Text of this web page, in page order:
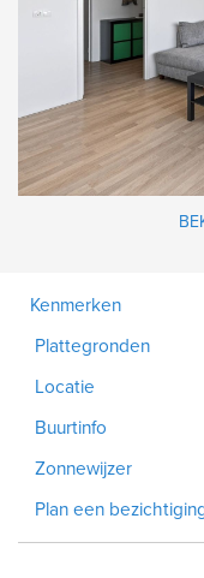
Kenmerken
Plattegronden
Locatie
Buurtinfo
Zonnewijzer
Plan een